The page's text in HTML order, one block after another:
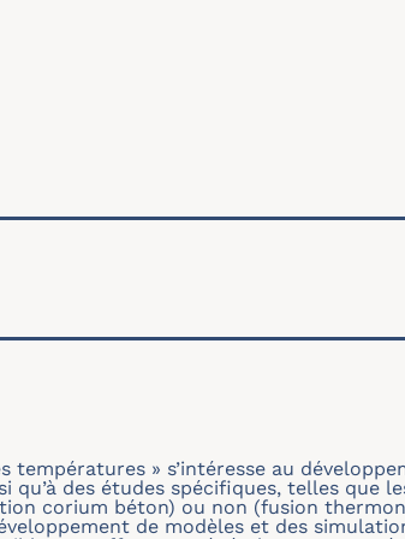
températures » s’intéresse au
qu’à des études spécifiques, telles que
corium béton) ou non (fusion
de modèles et des